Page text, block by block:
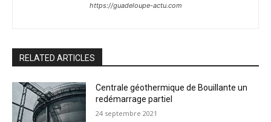
https://guadeloupe-actu.com
RELATED ARTICLES
Centrale géothermique de Bouillante un
redémarrage partiel
24 septembre 2021